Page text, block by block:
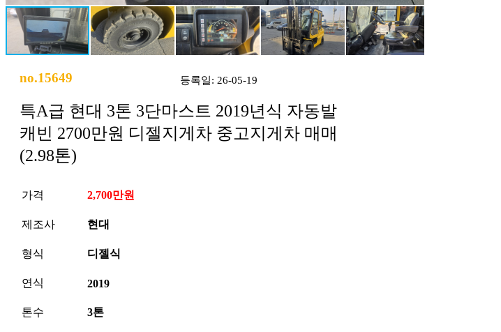
no.15649 등록일: 26-05-19
특A급 현대 3톤 3단마스트 2019년식 자동발
캐빈 2700만원 디젤지게차 중고지게차 매매
(2.98톤)
가격 2,700만원
제조사 현대
형식 디젤식
연식 2019
톤수 3톤